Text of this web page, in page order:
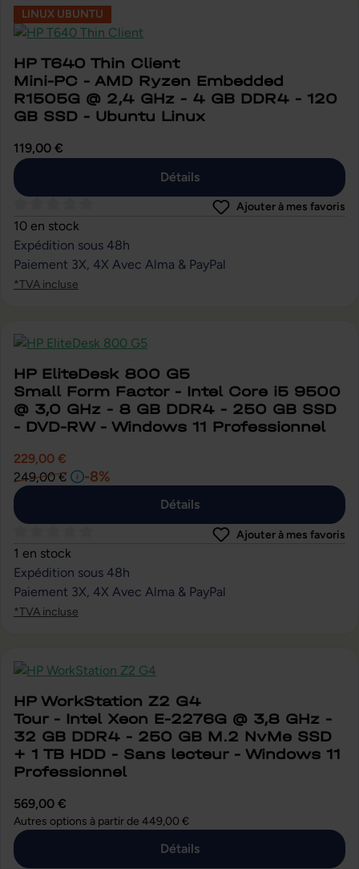
LINUX UBUNTU
HP T640 Thin Client
Mini-PC - AMD Ryzen Embedded
R1505G @ 2,4 GHz - 4 GB DDR4 - 120
GB SSD - Ubuntu Linux
119,00 €
Détails
Note moyenne de 0 sur 5 étoiles
Ajouter à mes favoris
10 en stock
Expédition sous 48h
Paiement 3X, 4X Avec Alma & PayPal
*TVA incluse
HP EliteDesk 800 G5
Small Form Factor - Intel Core i5 9500
@ 3,0 GHz - 8 GB DDR4 - 250 GB SSD
- DVD-RW - Windows 11 Professionnel
229,00 €
249,00 €
-8%
Détails
Note moyenne de 0 sur 5 étoiles
Ajouter à mes favoris
1 en stock
Expédition sous 48h
Paiement 3X, 4X Avec Alma & PayPal
*TVA incluse
HP WorkStation Z2 G4
Tour - Intel Xeon E-2276G @ 3,8 GHz -
32 GB DDR4 - 250 GB M.2 NvMe SSD
+ 1 TB HDD - Sans lecteur - Windows 11
Professionnel
569,00 €
Autres options à partir de 449,00 €
Détails